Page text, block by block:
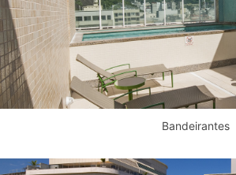
Bandeirantes